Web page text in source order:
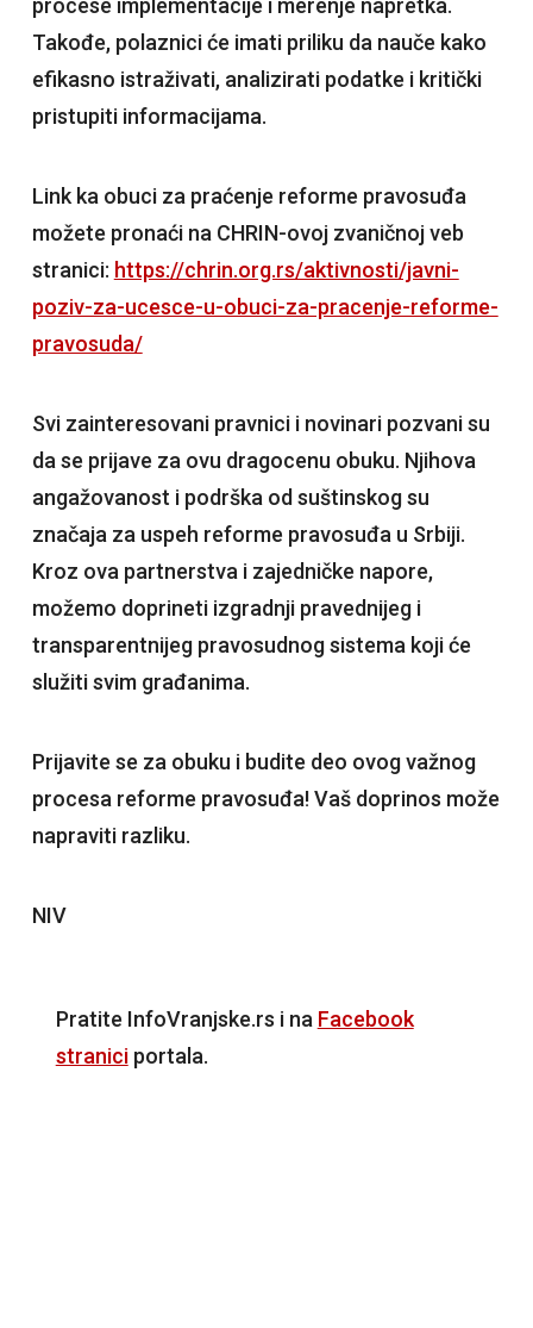
procese implementacije i merenje napretka.
Takođe, polaznici će imati priliku da nauče kako
efikasno istraživati, analizirati podatke i kritički
pristupiti informacijama.
Link ka obuci za praćenje reforme pravosuđa
možete pronaći na CHRIN-ovoj zvaničnoj veb
stranici: https://chrin.org.rs/aktivnosti/javni-
poziv-za-ucesce-u-obuci-za-pracenje-reforme-
pravosuda/
Svi zainteresovani pravnici i novinari pozvani su
da se prijave za ovu dragocenu obuku. Njihova
angažovanost i podrška od suštinskog su
značaja za uspeh reforme pravosuđa u Srbiji.
Kroz ova partnerstva i zajedničke napore,
možemo doprineti izgradnji pravednijeg i
transparentnijeg pravosudnog sistema koji će
služiti svim građanima.
Prijavite se za obuku i budite deo ovog važnog
procesa reforme pravosuđa! Vaš doprinos može
napraviti razliku.
NIV
Pratite InfoVranjske.rs i na Facebook
straniciportala.